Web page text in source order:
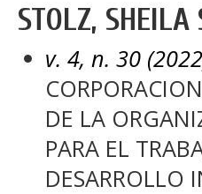
STOLZ,
v. 4, n. 30
DE LA
PARA EL
DESARROLLO